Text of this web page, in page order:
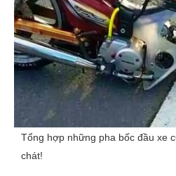
Tổng hợp những pha bốc đầu xe
chát!